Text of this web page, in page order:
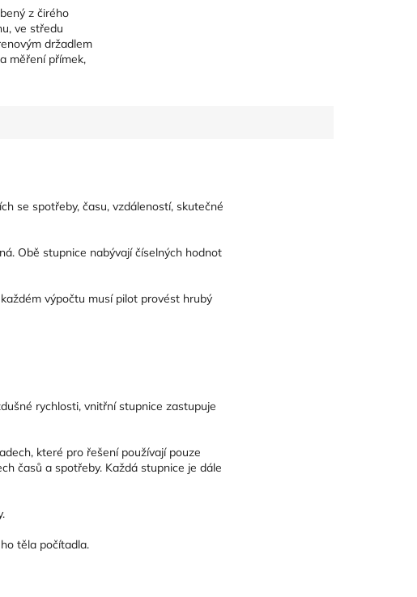
z čirého
ve středu
držadlem
měření přímek,
se spotřeby, času, vzdáleností, skutečné
Obě stupnice nabývají číselných hodnot
výpočtu musí pilot provést hrubý
rychlosti, vnitřní stupnice zastupuje
které pro řešení používají pouze
časů a spotřeby. Každá stupnice je dále
těla počítadla.